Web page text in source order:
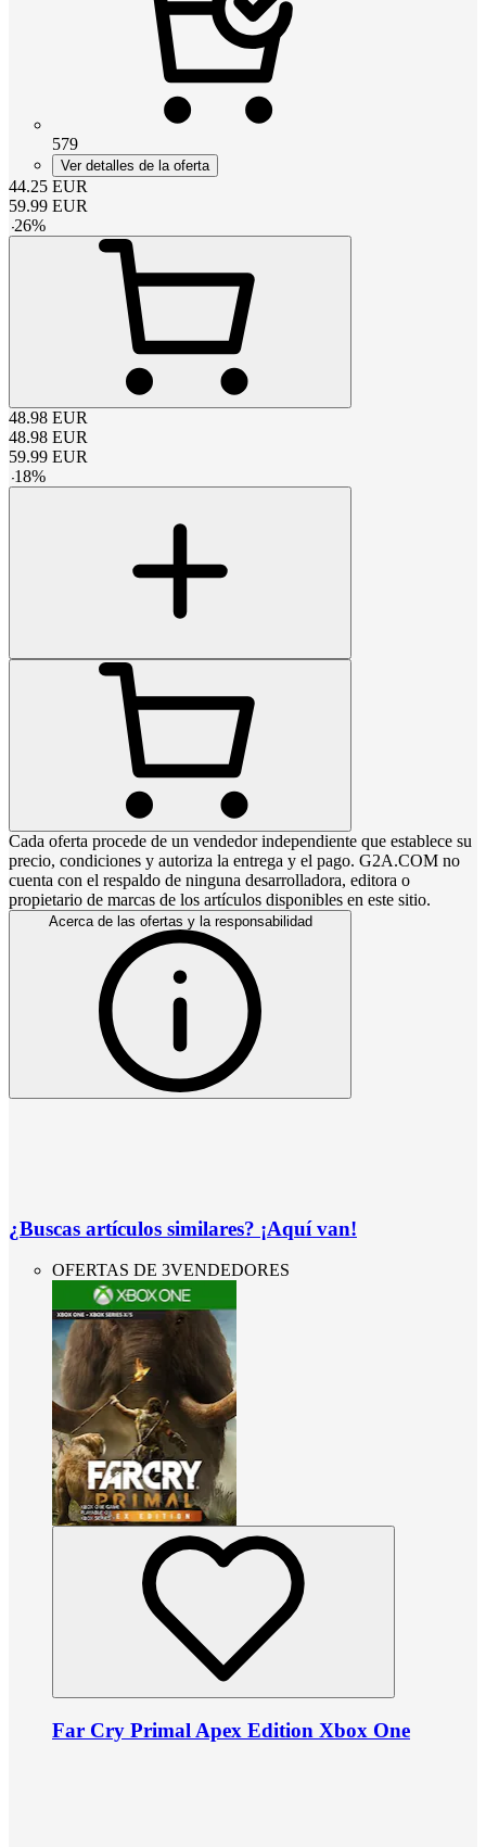
579
Ver detalles de la oferta
44.25 EUR
59.99 EUR
-26%
48.98 EUR
48.98 EUR
59.99 EUR
-18%
Cada oferta procede de un vendedor independiente que establece su
precio, condiciones y autoriza la entrega y el pago. G2A.COM no
cuenta con el respaldo de ninguna desarrolladora, editora o
propietario de marcas de los artículos disponibles en este sitio.
Acerca de las ofertas y la responsabilidad
¿Buscas artículos similares? ¡Aquí van!
OFERTAS DE 3VENDEDORES
Far Cry Primal Apex Edition Xbox One